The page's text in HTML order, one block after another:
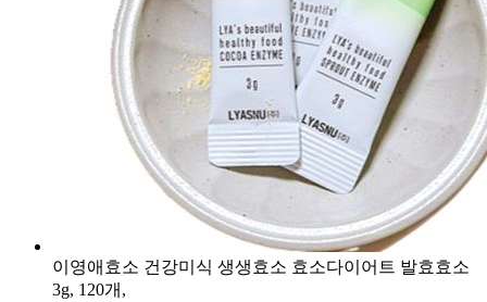
이영애효소 건강미식 생생효소 효소다이어트 발효효소
3g, 120개,